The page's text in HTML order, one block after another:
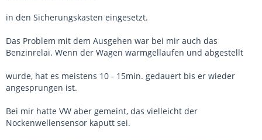
in den Sicherungskasten eingesetzt.
Das Problem mit dem Ausgehen war bei mir auch das
Benzinrelai. Wenn der Wagen warmgellaufen und abgestellt
wurde, hat es meistens 10 - 15min. gedauert bis er wieder
angesprungen ist.
Bei mir hatte VW aber gemeint, das vielleicht der
Nockenwellensensor kaputt sei.